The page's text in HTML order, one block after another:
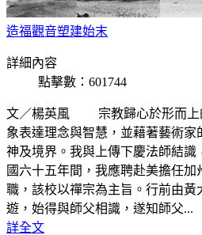
造福觀音塑建始末
詳細內容
點擊數：601744
文／楊英風 宗教歸心於形而上
象表達理念與智慧，並藉著藝術
神及境界。我與上傳下慶法師
國六十五年間，我應聘赴美擔任
職，該校以禪宗為主旨。行前由
遊，始得與師父相識，遂知師父...
詳全文